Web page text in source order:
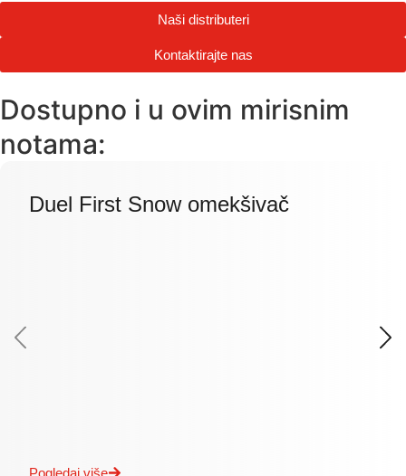
Naši distributeri
Kontaktirajte nas
Dostupno i u ovim mirisnim
notama:
Duel First Snow omekšivač
Pogledaj više